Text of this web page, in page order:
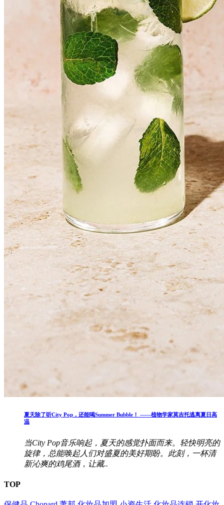
夏天除了听City Pop，还能喝Summer Bubble！ ——植物学家莫吉托逃离夏日高
温
当City Pop音乐响起，夏天的感觉扑面而来。轻快明亮的
旋律，总能唤起人们对盛夏的美好期盼。此刻，一杯清
新沁爽的鸡尾酒，让藏..
TOP